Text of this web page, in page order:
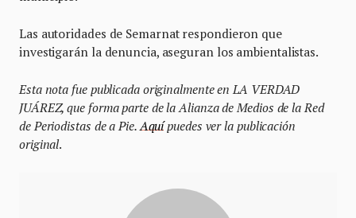
Las autoridades de Semarnat respondieron que
investigarán la denuncia, aseguran los ambientalistas.
Esta nota fue publicada originalmente en LA VERDAD
JUÁREZ, que forma parte de la Alianza de Medios de la Red
de Periodistas de a Pie.Aquípuedes ver la publicación
original.